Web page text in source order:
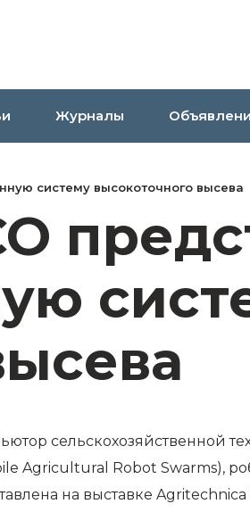
Журналы
систему высокоточного высева
сельскохозяйственной
Agricultural Robot Swarms),
на выставке Agritechnica